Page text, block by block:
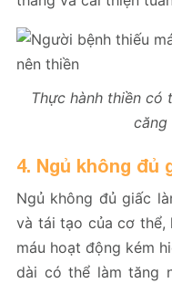
Thực hành thiền có
căng
4. Ngủ không đủ
Ngủ không đủ giấc
và tái tạo của cơ thể,
máu hoạt động kém
dài có thể làm tăng